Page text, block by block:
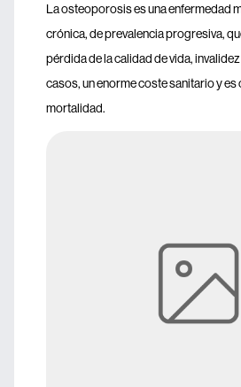
La osteoporosis es una enfermedad
crónica, de prevalencia progresiva,
pérdida de la calidad de vida,
casos, un enorme coste sanitario y
mortalidad.